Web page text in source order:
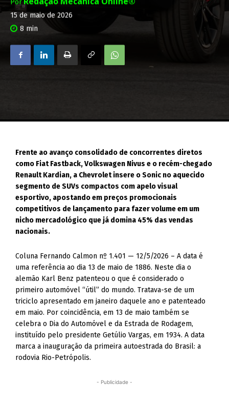
Por
15 de maio de 2026
8 min
Frente ao avanço consolidado de concorrentes diretos
como Fiat Fastback, Volkswagen Nivus e o recém-chegado
Renault Kardian, a Chevrolet insere o Sonic no aquecido
segmento de SUVs compactos com apelo visual
esportivo, apostando em preços promocionais
competitivos de lançamento para fazer volume em um
nicho mercadológico que já domina 45% das vendas
nacionais.
Coluna Fernando Calmon nº 1.401 — 12/5/2026 – A data é
uma referência ao dia 13 de maio de 1886. Neste dia o
alemão Karl Benz patenteou o que é considerado o
primeiro automóvel “útil” do mundo. Tratava-se de um
triciclo apresentado em janeiro daquele ano e patenteado
em maio. Por coincidência, em 13 de maio também se
celebra o Dia do Automóvel e da Estrada de Rodagem,
instituído pelo presidente Getúlio Vargas, em 1934. A data
marca a inauguração da primeira autoestrada do Brasil: a
rodovia Rio-Petrópolis.
- Publicidade -